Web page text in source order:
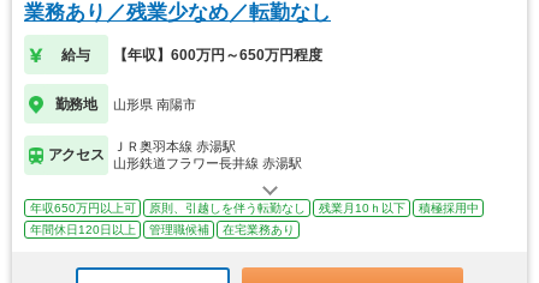
業務あり／残業少なめ／転勤なし
給与 【年収】600万円～650万円程度
勤務地 山形県 南陽市
アクセス
ＪＲ奥羽本線 赤湯駅
山形鉄道フラワー長井線 赤湯駅
年収650万円以上可 原則、引越しを伴う転勤なし 残業月10ｈ以下
積極採用中
年間休日120日以上
管理職候補 在宅業務あり